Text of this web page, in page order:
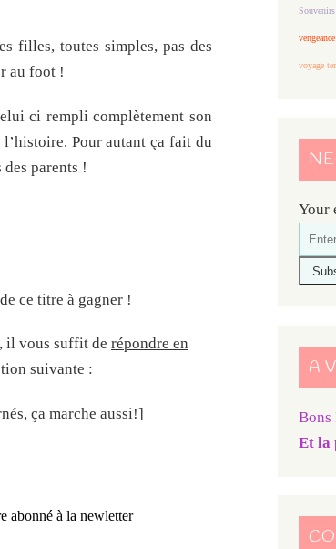
filles, toutes simples, pas des
au foot !
ci rempli complètement son
Pour autant ça fait du
parents !
de ce titre à gagner !
il vous suffit de répondre en
suivante :
ça marche aussi!]
abonné à la newletter
Souvenirs
vengeance
voyage
Your
A
Bons
Et la